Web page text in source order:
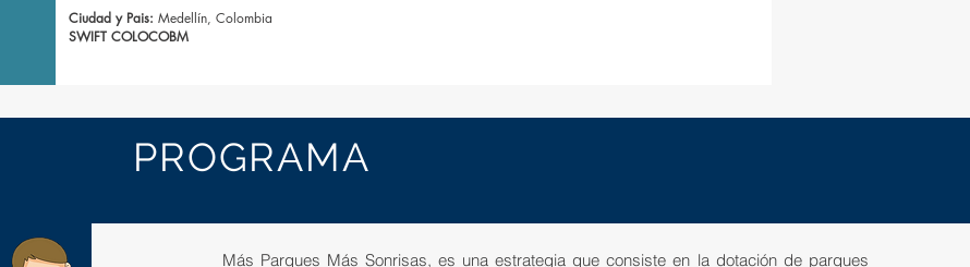
Ciudad y Pais: Medellín, Colombia
SWIFT COLOCOBM
PROGRAMA
Más Parques Más Sonrisas, es una estrategia que consiste en la dotación de parques